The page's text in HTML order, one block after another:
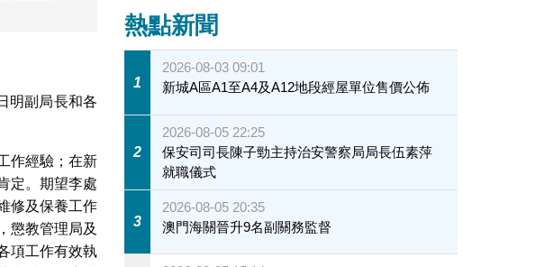
明副局長和各
作經驗；在新
定。期望李處
修及保養工作
懲教管理局及
項工作有效執
熱點新聞
1
2026-08-03 09:01
新城A區A1至A4及A12地段經屋單位售價公佈
2
2026-08-05 22:25
保安司司長陳子勁主持治安警察局局長伍素萍
就職儀式
3
2026-08-05 20:35
澳門海關晉升9名副關務監督